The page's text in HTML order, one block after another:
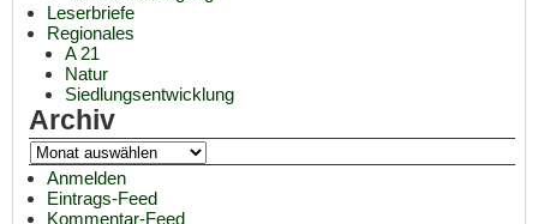
Leserbriefe
Regionales
A 21
Natur
Siedlungsentwicklung
Archiv
Anmelden
Eintrags-Feed
Kommentar-Feed